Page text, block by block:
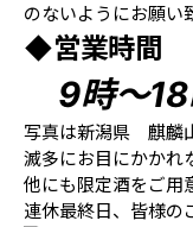
のないようにお願い
◆営業時間
9時～
写真は新潟県 麒麟
滅多にお目にかかれ
他にも限定酒をご用
連休最終日、皆様の